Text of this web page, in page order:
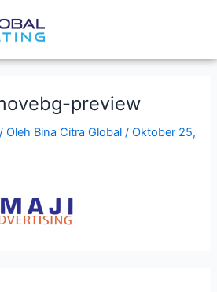
preview
/ Oleh Bina Citra Global/Oktober 25,